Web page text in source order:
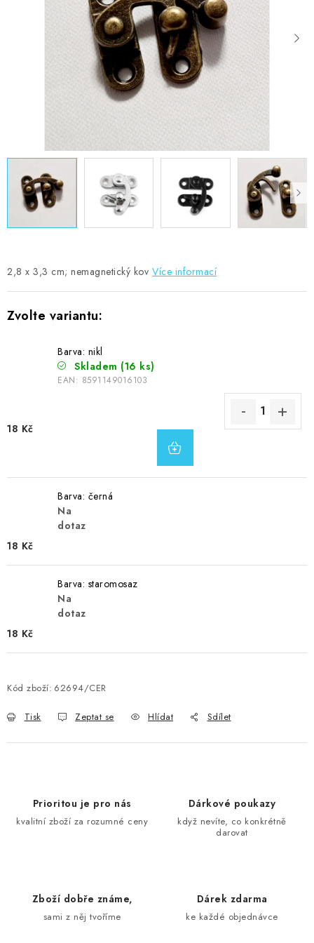
Kontakty Moje objednávka
Oblíbené ♥️
Obchodní podmínky
Ověřování recenzí
2,8 x 3,3 cm; nemagnetický kov Více informací
Barva: nikl
Skladem (16 ks)
EAN: 8591149016103
18 Kč
Barva: černá
Na
dotaz
18 Kč
Barva: staromosaz
Na
dotaz
18 Kč
Kód zboží: 62694/CER
Tisk Zeptat se Hlídat Sdílet
Prioritou je pro nás
kvalitní zboží za rozumné ceny
Dárkové poukazy
když nevíte, co konkrétně
darovat
Zboží dobře známe,
sami z něj tvoříme
Dárek zdarma
ke každé objednávce